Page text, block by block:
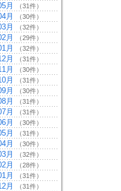
月 （31件）
月 （30件）
月 （32件）
月 （29件）
月 （32件）
月 （31件）
月 （30件）
月 （31件）
月 （30件）
月 （31件）
月 （31件）
月 （30件）
月 （31件）
月 （30件）
月 （32件）
月 （28件）
月 （31件）
月 （31件）